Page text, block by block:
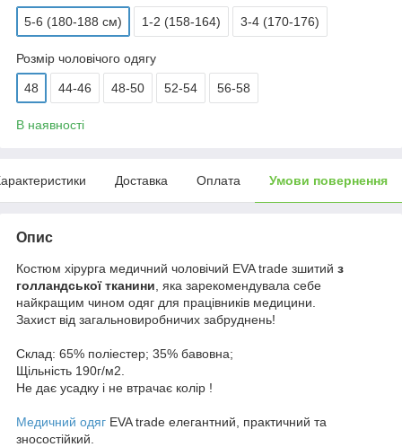
5-6 (180-188 см) 1-2 (158-164) 3-4 (170-176)
Розмір чоловічого одягу
48 44-46 48-50 52-54 56-58
В наявності
Доставка Оплата Умови повернення
Опис
Костюм хірурга медичний чоловічий EVA trade зшитий з
голландської тканини , яка зарекомендувала себе
найкращим чином одяг для працівників медицини.
Захист від загальновиробничих забруднень!
Склад: 65% поліестер; 35% бавовна;
Щільність 190г/м2.
Не дає усадку і не втрачає колір !
Медичний одяг EVA trade елегантний, практичний та
зносостійкий.